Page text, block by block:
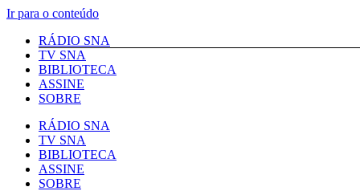
Ir para o conteúdo
RÁDIO SNA
TV SNA
BIBLIOTECA
ASSINE
SOBRE
RÁDIO SNA
TV SNA
BIBLIOTECA
ASSINE
SOBRE